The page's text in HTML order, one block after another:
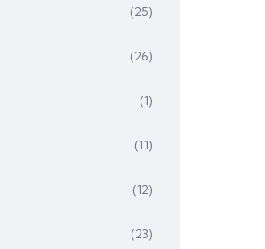
(25)
(26)
(1)
(11)
(12)
(23)